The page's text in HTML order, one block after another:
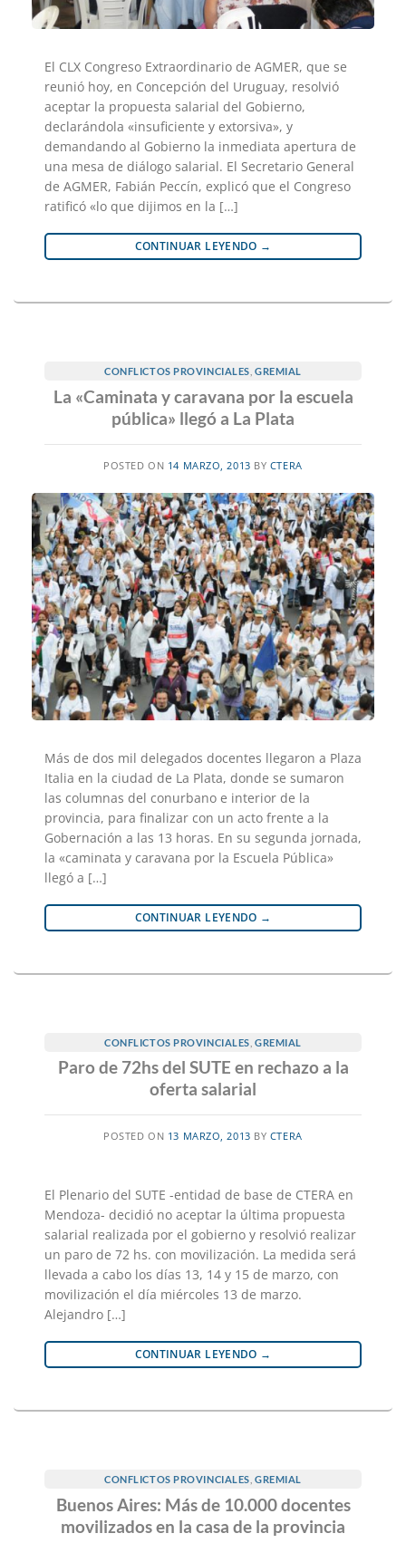
El CLX Congreso Extraordinario de AGMER, que se
reunió hoy, en Concepción del Uruguay, resolvió
aceptar la propuesta salarial del Gobierno,
declarándola «insuficiente y extorsiva», y
demandando al Gobierno la inmediata apertura de
una mesa de diálogo salarial. El Secretario General
de AGMER, Fabián Peccín, explicó que el Congreso
ratificó «lo que dijimos en la […]
CONTINUAR LEYENDO →
CONFLICTOS PROVINCIALES ,GREMIAL
La «Caminata y caravana por la escuela
pública» llegó a La Plata
POSTED ON 14 MARZO, 2013 BY CTERA
Más de dos mil delegados docentes llegaron a Plaza
Italia en la ciudad de La Plata, donde se sumaron
las columnas del conurbano e interior de la
provincia, para finalizar con un acto frente a la
Gobernación a las 13 horas. En su segunda jornada,
la «caminata y caravana por la Escuela Pública»
llegó a […]
CONTINUAR LEYENDO →
CONFLICTOS PROVINCIALES ,GREMIAL
Paro de 72hs del SUTE en rechazo a la
oferta salarial
POSTED ON 13 MARZO, 2013 BY CTERA
El Plenario del SUTE -entidad de base de CTERA en
Mendoza- decidió no aceptar la última propuesta
salarial realizada por el gobierno y resolvió realizar
un paro de 72 hs. con movilización. La medida será
llevada a cabo los días 13, 14 y 15 de marzo, con
movilización el día miércoles 13 de marzo.
Alejandro […]
CONTINUAR LEYENDO →
CONFLICTOS PROVINCIALES ,GREMIAL
Buenos Aires: Más de 10.000 docentes
movilizados en la casa de la provincia